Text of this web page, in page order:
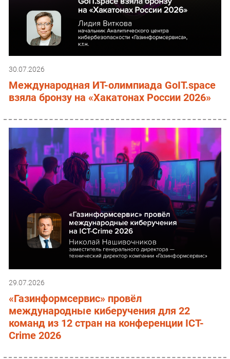
30.07.2026
Международная ИТ-олимпиада GoIT.space
взяла бронзу на «Хакатонах России 2026»
29.07.2026
«Газинформсервис» провёл
международные киберучения для 22
команд из 12 стран на конференции ICT-
Crime 2026